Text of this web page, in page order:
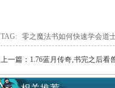
TAG: 零之魔法书如何快速学会道
上一篇： 1.76蓝月传奇,书完之后看